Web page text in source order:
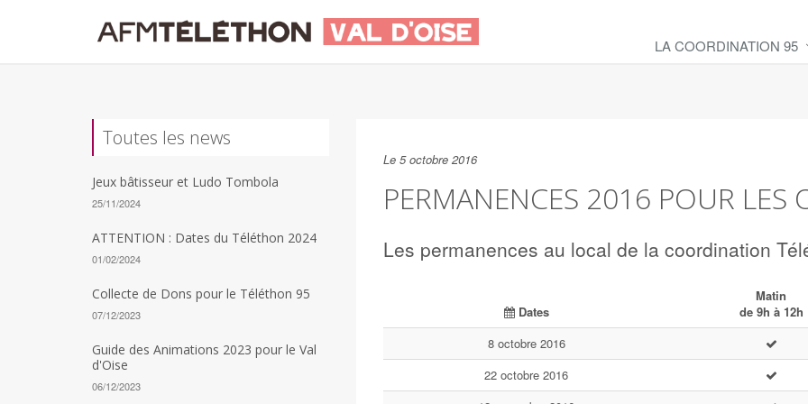
LA COORDINATION 95
Toutes les news
Jeux bâtisseur et Ludo Tombola
25/11/2024
ATTENTION : Dates du Téléthon 2024
01/02/2024
Collecte de Dons pour le Téléthon 95
07/12/2023
Guide des Animations 2023 pour le Val
d'Oise
06/12/2023
Le 5 octobre 2016
PERMANENCES 2016 POUR LES
Les permanences au local de la coordination
Dates
Matin
de 9h à 12h
8 octobre 2016
22 octobre 2016